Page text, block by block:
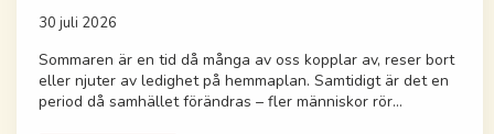
30 juli 2026
Sommaren är en tid då många av oss kopplar av, reser bort
eller njuter av ledighet på hemmaplan. Samtidigt är det en
period då samhället förändras – fler människor rör…